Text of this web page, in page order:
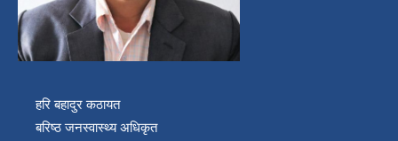
हरि बहादुर कठायत
बरिष्ठ जनस्वास्थ्य अधिकृत